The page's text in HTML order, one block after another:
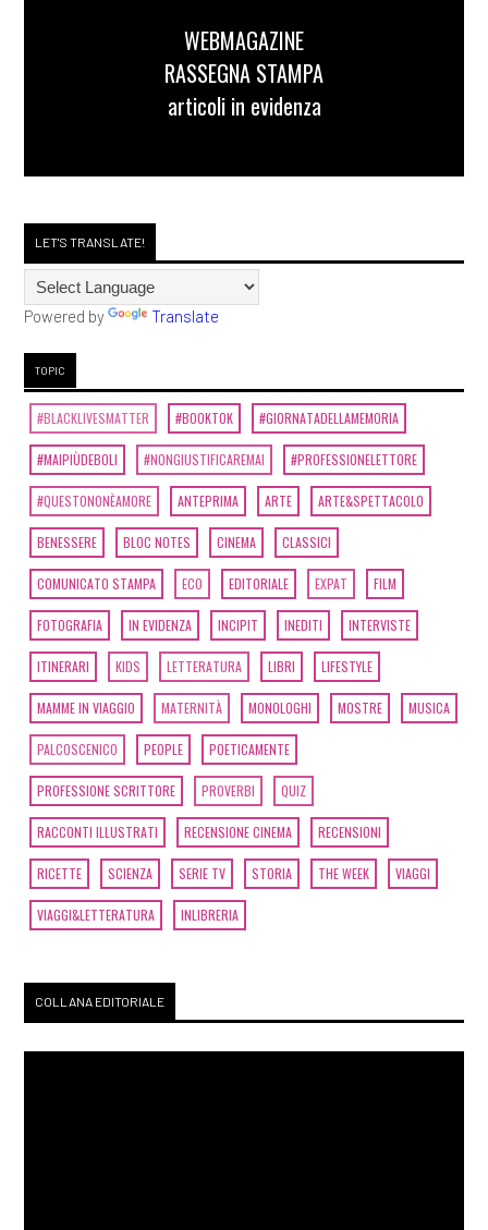
WEBMAGAZINE
RASSEGNA STAMPA
articoli in evidenza
LET'S TRANSLATE!
Powered by Translate
TOPIC
#BLACKLIVESMATTER #BOOKTOK #GIORNATADELLAMEMORIA
#MAIPIÙDEBOLI #NONGIUSTIFICAREMAI #PROFESSIONELETTORE
#QUESTONONÈAMORE ANTEPRIMA ARTE ARTE&SPETTACOLO
BENESSERE BLOC NOTES CINEMA CLASSICI
COMUNICATO STAMPA ECO EDITORIALE EXPAT FILM
FOTOGRAFIA IN EVIDENZA INCIPIT INEDITI INTERVISTE
ITINERARI KIDS LETTERATURA LIBRI LIFESTYLE
MAMME IN VIAGGIO MATERNITÀ MONOLOGHI MOSTRE MUSICA
PALCOSCENICO PEOPLE POETICAMENTE
PROFESSIONE SCRITTORE PROVERBI QUIZ
RACCONTI ILLUSTRATI RECENSIONE CINEMA RECENSIONI
RICETTE SCIENZA SERIE TV STORIA THE WEEK VIAGGI
VIAGGI&LETTERATURA INLIBRERIA
COLLANA EDITORIALE